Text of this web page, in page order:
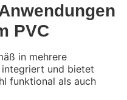
PVC
in mehrere
und bietet
funktional als auch